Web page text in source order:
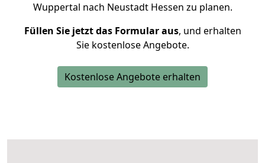
Wuppertal nach Neustadt Hessen zu planen.
Füllen Sie jetzt das Formular aus, und erhalten
Sie kostenlose Angebote.
Kostenlose Angebote erhalten